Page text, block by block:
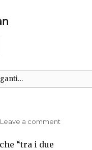
Leave a comment
“tra i due